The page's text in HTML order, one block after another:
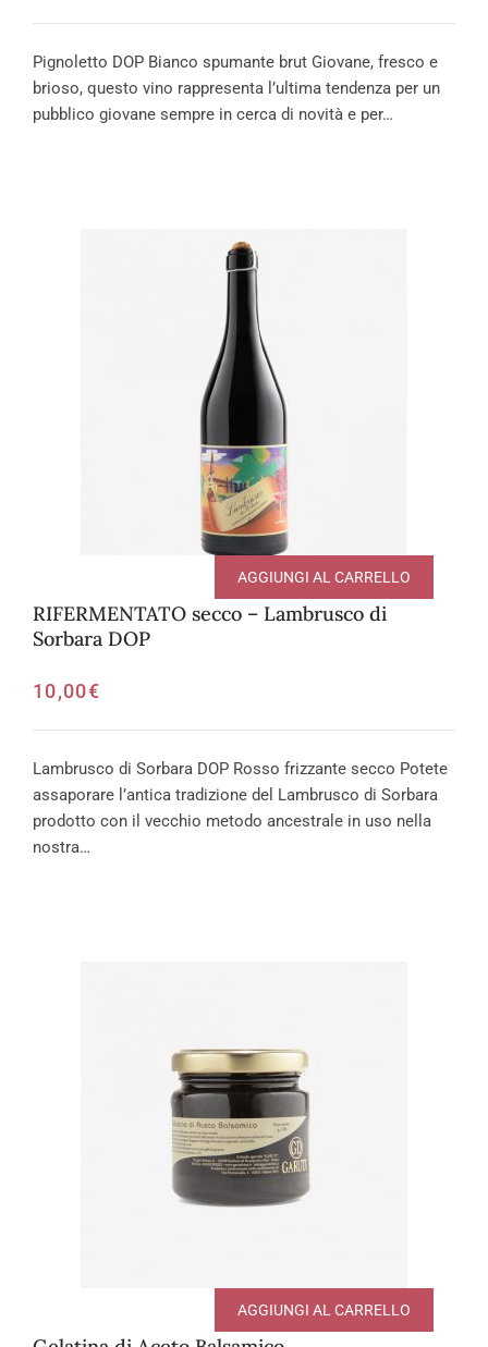
Pignoletto DOP Bianco spumante brut Giovane, fresco e
brioso, questo vino rappresenta l’ultima tendenza per un
pubblico giovane sempre in cerca di novità e per…
RIFERMENTATO secco – Lambrusco di
Sorbara DOP
10,00€
AGGIUNGI AL CARRELLO
Lambrusco di Sorbara DOP Rosso frizzante secco Potete
assaporare l’antica tradizione del Lambrusco di Sorbara
prodotto con il vecchio metodo ancestrale in uso nella
nostra…
AGGIUNGI AL CARRELLO